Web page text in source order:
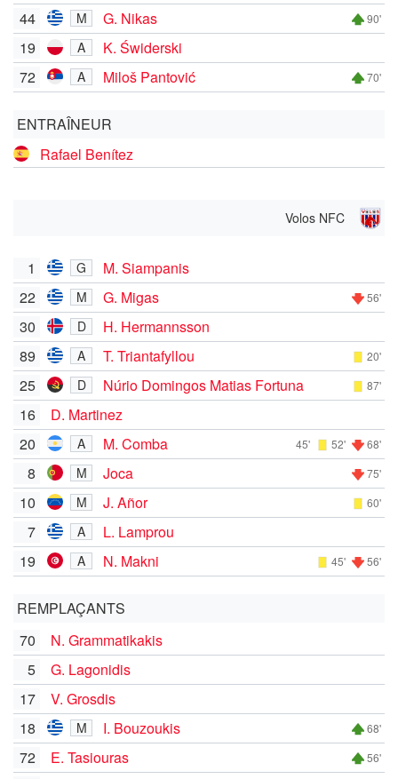
44
M G. Nikas 90'
19 A
K. Świderski
72
A Miloš Pantović 70'
ENTRAÎNEUR
Rafael Benítez
Volos NFC
1 G
M. Siampanis
22
M G. Migas 56'
30 D
H. Hermannsson
89
A T. Triantafyllou 20'
25 D Núrio Domingos Matias Fortuna 87'
16
D. Martinez
20
A M. Comba 45' 52' 68'
8 M Joca 75'
10 M J. Añor 60'
7 A
L. Lamprou
19
A N. Makni 45' 56'
REMPLAÇANTS
70
N. Grammatikakis
5
G. Lagonidis
17
V. Grosdis
18
M I. Bouzoukis 68'
72 E. Tasiouras 56'